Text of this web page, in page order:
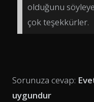
olduğunu
çok teşekkürler.
Sorunuza cevap:
uygundur